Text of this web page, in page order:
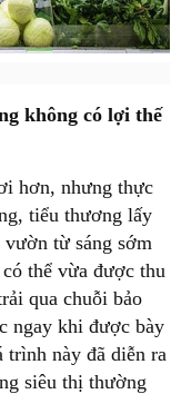
không có lợi thế
hơn, nhưng thực
tiểu thương lấy
từ sáng sớm
thể vừa được thu
qua chuỗi bảo
ngay khi được bày
này đã diễn ra
siêu thị thường